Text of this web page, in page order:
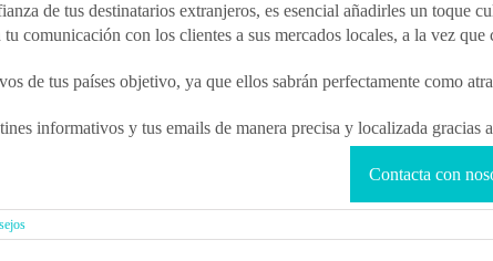
de tus destinatarios extranjeros, es esencial añadirles un toque
tu comunicación con los clientes a sus mercados locales, a la vez
de tus países objetivo, ya que ellos sabrán perfectamente como
informativos y tus emails de manera precisa y localizada gracias
Contacta con